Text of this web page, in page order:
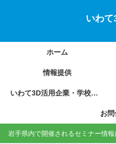
いわて
ホーム
情報提供
いわて3D活用企業・学校の紹介
お
岩手県内で開催されるセミナー情